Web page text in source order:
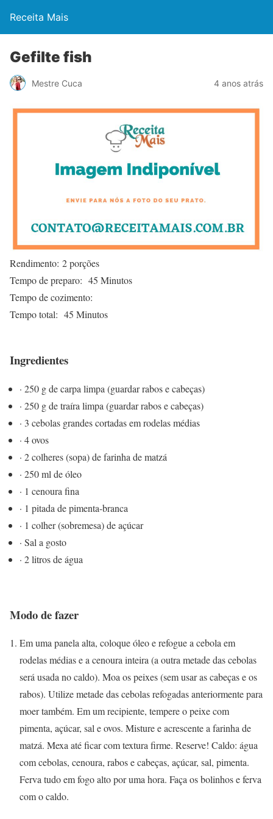
Receita Mais
Gefilte fish
Mestre Cuca 4 anos atrás
Rendimento: 2 porções
Tempo de preparo: 45 Minutos
Tempo de cozimento:
Tempo total: 45 Minutos
Ingredientes
· 250 g de carpa limpa (guardar rabos e cabeças)
· 250 g de traíra limpa (guardar rabos e cabeças)
· 3 cebolas grandes cortadas em rodelas médias
· 4 ovos
· 2 colheres (sopa) de farinha de matzá
· 250 ml de óleo
· 1 cenoura fina
· 1 pitada de pimenta-branca
· 1 colher (sobremesa) de açúcar
· Sal a gosto
· 2 litros de água
Modo de fazer
Em uma panela alta, coloque óleo e refogue a cebola em
rodelas médias e a cenoura inteira (a outra metade das cebolas
será usada no caldo). Moa os peixes (sem usar as cabeças e os
rabos). Utilize metade das cebolas refogadas anteriormente para
moer também. Em um recipiente, tempere o peixe com
pimenta, açúcar, sal e ovos. Misture e acrescente a farinha de
matzá. Mexa até ficar com textura firme. Reserve! Caldo: água
com cebolas, cenoura, rabos e cabeças, açúcar, sal, pimenta.
Ferva tudo em fogo alto por uma hora. Faça os bolinhos e ferva
com o caldo.